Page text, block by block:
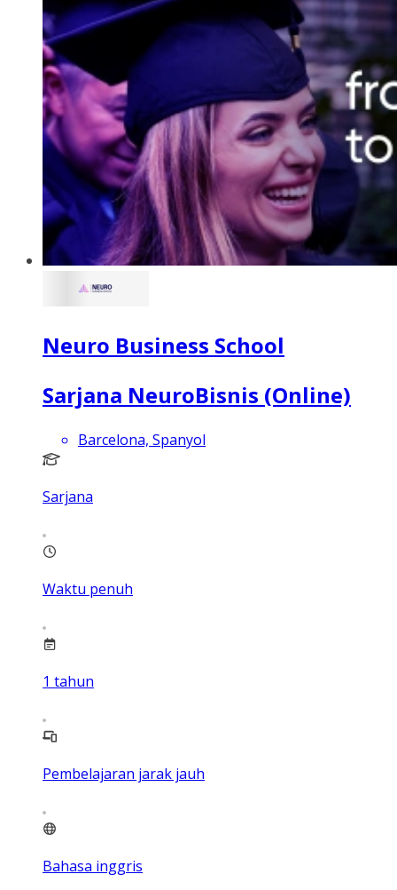
Neuro Business School
Sarjana NeuroBisnis (Online)
Barcelona, Spanyol
Sarjana
Waktu penuh
1 tahun
Pembelajaran jarak jauh
Bahasa inggris